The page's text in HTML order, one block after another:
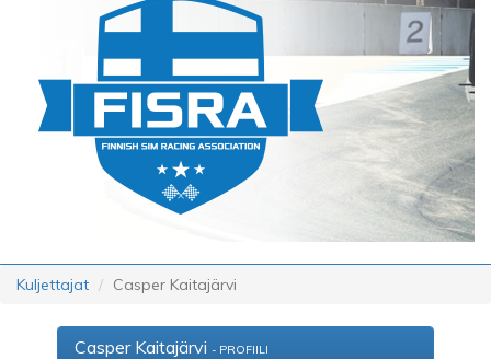
Kuljettajat Casper Kaitajärvi
Casper Kaitajärvi - PROFIILI